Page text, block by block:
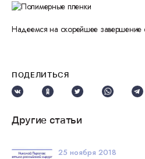
Надеемся на скорейшее завершение
ПОДЕЛИТЬСЯ
Другие статьи
25 ноября 2018